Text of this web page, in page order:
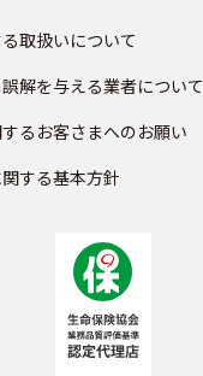
取扱いについて
解を与える業者について
るお客さまへのお願い
する基本方針